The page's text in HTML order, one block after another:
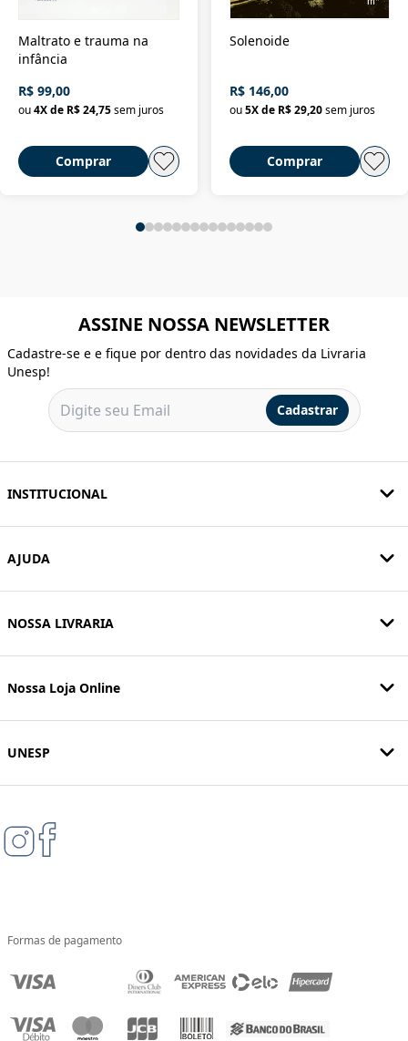
Maltrato e trauma na
infância
R$ 99,00
ou4X de R$ 24,75sem juros
Comprar
Solenoide
R$ 146,00
ou 5X de R$ 29,20 sem juros
Comprar
ASSINE NOSSA NEWSLETTER
Cadastre-se e e fique por dentro das novidades da Livraria
Unesp!
Cadastrar
INSTITUCIONAL
AJUDA
NOSSA LIVRARIA
Nossa Loja Online
UNESP
Formas de pagamento